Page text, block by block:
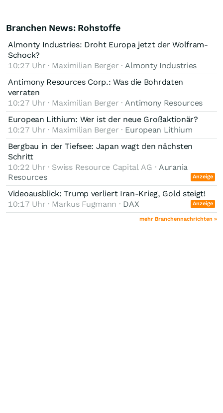
Branchen News: Rohstoffe
Almonty Industries: Droht Europa jetzt der Wolfram-
Schock?
10:27 Uhr · Maximilian Berger · Almonty Industries
Antimony Resources Corp.: Was die Bohrdaten
verraten
10:27 Uhr · Maximilian Berger · Antimony Resources
European Lithium: Wer ist der neue Großaktionär?
10:27 Uhr · Maximilian Berger · European Lithium
Bergbau in der Tiefsee: Japan wagt den nächsten
Schritt
10:22 Uhr · Swiss Resource Capital AG · Aurania
Resources
Anzeige
Videoausblick: Trump verliert Iran-Krieg, Gold steigt!
10:17 Uhr · Markus Fugmann · DAX Anzeige
mehr Branchennachrichten »